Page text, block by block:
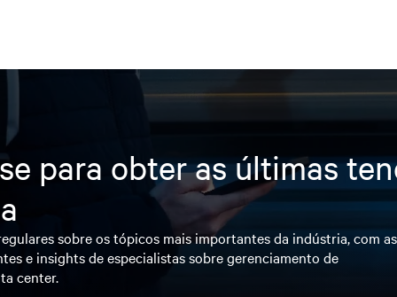
para obter as últimas
sobre os tópicos mais importantes da indústria, com as
e insights de especialistas sobre gerenciamento de
center.